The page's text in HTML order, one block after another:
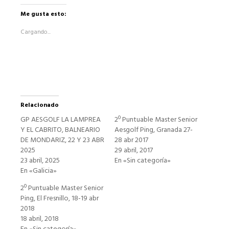
en
Facebook
en
Me gusta esto:
Cargando...
Relacionado
GP AESGOLF LA LAMPREA
Y EL CABRITO, BALNEARIO
DE MONDARIZ, 22 Y 23 ABR
2025
23 abril, 2025
En «Galicia»
2º Puntuable Master Senior
Aesgolf Ping, Granada 27-
28 abr 2017
29 abril, 2017
En «Sin categoría»
2º Puntuable Master Senior
Ping, El Fresnillo, 18-19 abr
2018
18 abril, 2018